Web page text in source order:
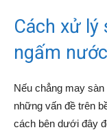
Cách xử lý
ngấm
Nếu chẳng may
những vấn đề trên
cách bên dưới đây